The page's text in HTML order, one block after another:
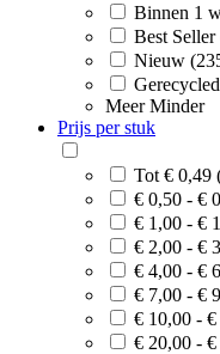
Binnen 1
Best Seller
Nieuw
Meer Minder
Prijs per stuk
Tot € 0,49
€ 0,50 - €
€ 1,00 - €
€ 2,00 - €
€ 4,00 - €
€ 7,00 - €
€ 10,00 -
€ 20,00 -